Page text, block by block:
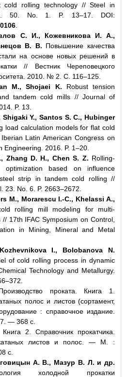
cold rolling technology // Steel in
50. No. 1. P. 13–17. DOI:
С. И., Кожевникова И. А.,
В. В. Повышение качества
на основе новых решений в
// Вестник Череповецкого
2010. № 2. С. 116–125.
M., Shojaei K. Robust tension
tandem cold mills // Journal of
P. 13.
Shigaki Y., Santos S. C., Hubinger
load calculation models for flat cold
Latin American Сongress on
2016. P. 1–20.
Zhang D. H., Chen S. Z. Rolling-
optimization based on influence
strip in tandem cold rolling //
23. No. 6. P. 2663–2672.
M., Morarescu I.-C., Khelassi A.,
rolling mill modeling for multi-
17th IFAC Symposium on Control,
in Mining, Mineral and Metal
I., Bolobanova N.
of cold rolling process in dynamic
Technology and Metallurgy.
проката. Книга 1.
полос и листов (сортамент,
: cправочное издание.
— 368 с.
Книга 2. Справочник прокатчика.
листов и полос. — М. :
с.
А. В., Мазур В. Л. и др.
холодной прокатки